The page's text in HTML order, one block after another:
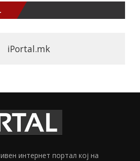
iPortal.mk
интернет портал кој на